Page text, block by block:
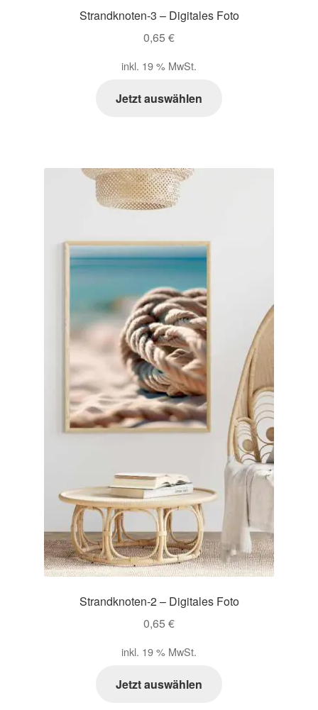
Strandknoten-3 – Digitales Foto
0,65 €
inkl. 19 % MwSt.
Jetzt auswählen
Strandknoten-2 – Digitales Foto
0,65 €
inkl. 19 % MwSt.
Jetzt auswählen